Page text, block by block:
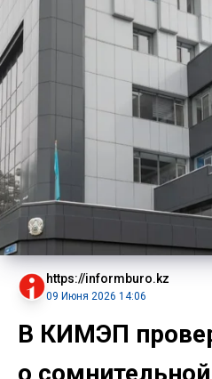
https://informburo.kz
09 Июня 2026 14:06
В КИМЭП
о